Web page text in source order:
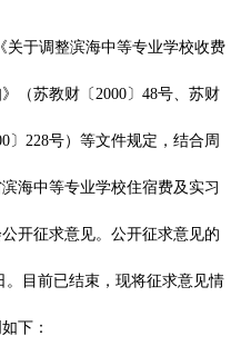
关于调整滨海中等专业学校收费
（苏教财〔2000〕48号、苏财
〕228号）等文件规定，结合周
海中等专业学校住宿费及实习
开征求意见。公开征求意见的
目前已结束，现将征求意见情
下：